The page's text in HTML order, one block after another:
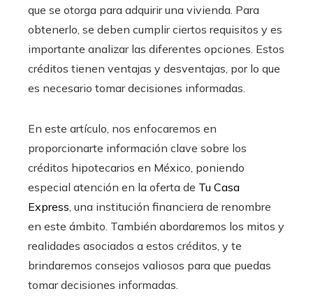
que se otorga para adquirir una vivienda. Para
obtenerlo, se deben cumplir ciertos requisitos y es
importante analizar las diferentes opciones. Estos
créditos tienen ventajas y desventajas, por lo que
es necesario tomar decisiones informadas.
En este artículo, nos enfocaremos en
proporcionarte información clave sobre los
créditos hipotecarios en México, poniendo
especial atención en la oferta de Tu Casa
Express , una institución financiera de renombre
en este ámbito. También abordaremos los mitos y
realidades asociados a estos créditos, y te
brindaremos consejos valiosos para que puedas
tomar decisiones informadas.